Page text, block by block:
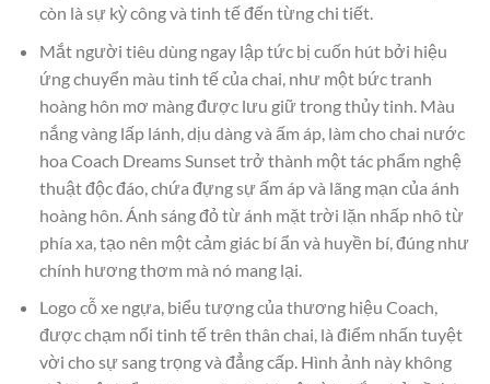
còn là sự kỳ công và tinh tế đến từng chi tiết.
Mắt người tiêu dùng ngay lập tức bị cuốn hút bởi hiệu
ứng chuyển màu tinh tế của chai, như một bức tranh
hoàng hôn mơ màng được lưu giữ trong thủy tinh. Màu
nắng vàng lấp lánh, dịu dàng và ấm áp, làm cho chai nước
hoa Coach Dreams Sunset trở thành một tác phẩm nghệ
thuật độc đáo, chứa đựng sự ấm áp và lãng mạn của ánh
hoàng hôn. Ánh sáng đỏ từ ánh mặt trời lặn nhấp nhô từ
phía xa, tạo nên một cảm giác bí ẩn và huyền bí, đúng như
chính hương thơm mà nó mang lại.
Logo cỗ xe ngựa, biểu tượng của thương hiệu Coach,
được chạm nổi tinh tế trên thân chai, là điểm nhấn tuyệt
vời cho sự sang trọng và đẳng cấp. Hình ảnh này không